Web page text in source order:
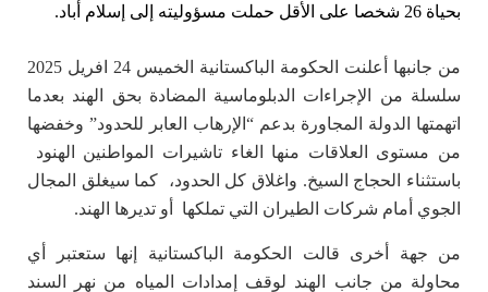
بحياة 26 شخصا على الأقل حملت مسؤوليته إلى إسلام أباد.
من جانبها أعلنت الحكومة الباكستانية الخميس 24 افريل 2025
سلسلة من الإجراءات الدبلوماسية المضادة بحق الهند بعدما
اتهمتها الدولة المجاورة بدعم “الإرهاب العابر للحدود” وخفضها
من مستوى العلاقات منها الغاء تاشيرات المواطنين الهنود
باستثناء الحجاج السيخ. واغلاق كل الحدود، كما سيغلق المجال
الجوي أمام شركات الطيران التي تملكها أو تديرها الهند.
من جهة أخرى قالت الحكومة الباكستانية إنها ستعتبر أي
محاولة من جانب الهند لوقف إمدادات المياه من نهر السند